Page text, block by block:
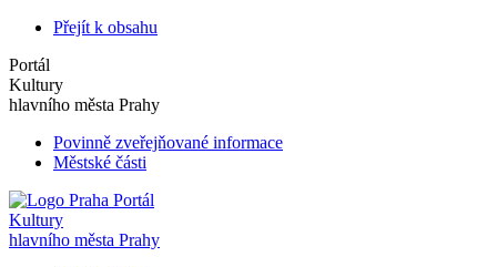
Přejít k obsahu
Portál
Kultury
hlavního města Prahy
Povinně zveřejňované informace
Městské části
Portál
Kultury
hlavního města Prahy